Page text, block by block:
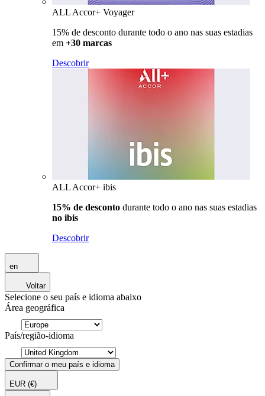
ALL Accor+ Voyager
15% de desconto durante todo o ano nas suas estadias
em +30 marcas
Descobrir
ALL Accor+ ibis
15% de desconto durante todo o ano nas suas estadias
no ibis
Descobrir
en
Voltar
Selecione o seu país e idioma abaixo
Área geográfica
País/região-idioma
Confirmar o meu país e idioma
EUR (€)